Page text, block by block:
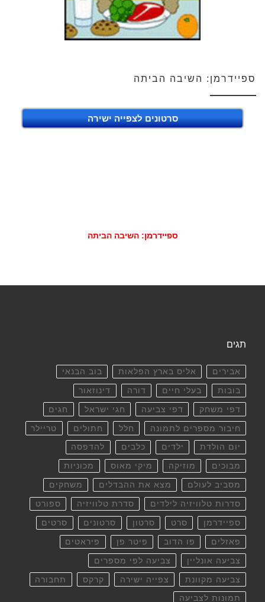
ספיידרמן: השיבה הביתה
סרטונים לצפייה ישירה
ספיידרמן: השיבה הביתה
תגים
אבירים אליס בארץ הפלאות בוב הבנאי
בובות בעלי חיים דורה דינוזאור
דפי משחק דפי צביעה חגי ישראל חגים
חיבור מספרים לתמונה חלל חתולים טריילר
יום הולדת ילדים כלבים להדפסה
מבוכים מוזיקה מיקי מאוס מכוניות
מסביב לעולם מצא את ההבדלים משחקים
סדרות טלוויזיה לילדים סדרת טלוויזיה ספורט
ספיידרמן סרט סרטון סרטונים סרטים
פאזלים פו הדוב פיטר פן פיראטים
צביעה אונליין צביעה לפי מספרים
צביעה מקוונת צפייה ישירה קרקס תחבורה
תמונות לצביעה